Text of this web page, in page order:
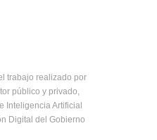
trabajo realizado por
público y privado,
Inteligencia Artificial
Digital del Gobierno